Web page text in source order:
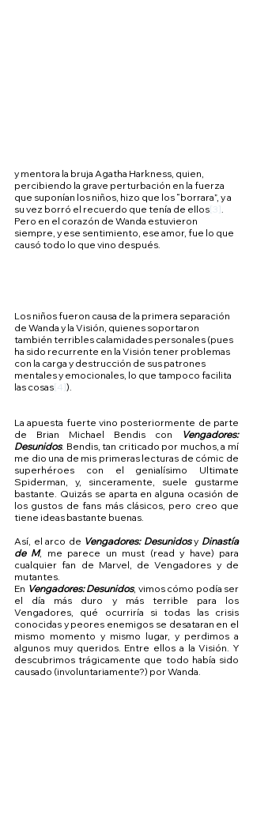
y mentora la bruja Agatha Harkness, quien,
percibiendo la grave perturbación en la fuerza
que suponían los niños, hizo que los “borrara”, y a
su vez borró el recuerdo que tenía de ellos[3]
Pero en el corazón de Wanda estuvieron
siempre, y ese sentimiento, ese amor, fue lo que
causó todo lo que vino después.
Los niños fueron causa de la primera separación
de Wanda y la Visión, quienes soportaron
también terribles calamidades personales (pues
ha sido recurrente en la Visión tener problemas
con la carga y destrucción de sus patrones
mentales y emocionales, lo que tampoco facilita
las cosas[4]).
La apuesta fuerte vino posteriormente de parte
de Brian Michael Bendis con
Vengadores:
Desunidos. Bendis, tan criticado por muchos, a mí
me dio una de mis primeras lecturas de cómic de
superhéroes con el genialísimo Ultimate
Spiderman, y, sinceramente, suele gustarme
bastante. Quizás se aparta en alguna ocasión de
los gustos de fans más clásicos, pero creo que
tiene ideas bastante buenas.
Así, el arco de Vengadores: Desunidos y Dinastía
de M, me parece un must (read y have) para
cualquier fan de Marvel, de Vengadores y de
mutantes.
En Vengadores: Desunidos, vimos cómo podía ser
el día más duro y más terrible para los
Vengadores, qué ocurriría si todas las crisis
conocidas y peores enemigos se desataran en el
mismo momento y mismo lugar, y perdimos a
algunos muy queridos. Entre ellos a la Visión. Y
descubrimos trágicamente que todo había sido
causado (involuntariamente?) por Wanda.